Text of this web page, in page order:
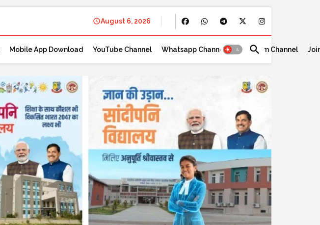
August 6, 2026
Mobile App Download YouTube Channel Whatsapp Channel Telegram Channel